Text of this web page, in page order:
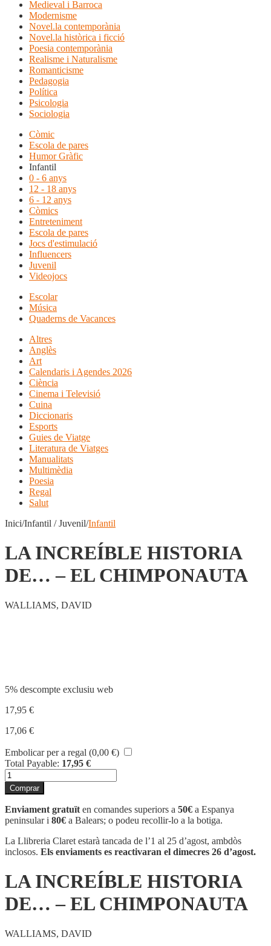
Medieval i Barroca
Modernisme
Novel.la contemporània
Novel.la històrica i ficció
Poesia contemporània
Realisme i Naturalisme
Romanticisme
Pedagogia
Política
Psicologia
Sociologia
Còmic
Escola de pares
Humor Gràfic
Infantil
0 - 6 anys
12 - 18 anys
6 - 12 anys
Còmics
Entreteniment
Escola de pares
Jocs d'estimulació
Influencers
Juvenil
Videojocs
Escolar
Música
Quaderns de Vacances
Altres
Anglès
Art
Calendaris i Agendes 2026
Ciència
Cinema i Televisió
Cuina
Diccionaris
Esports
Guies de Viatge
Literatura de Viatges
Manualitats
Multimèdia
Poesia
Regal
Salut
Inici/Infantil / Juvenil/Infantil
LA INCREÍBLE HISTORIA
DE… – EL CHIMPONAUTA
WALLIAMS, DAVID
5% descompte exclusiu web
17,95 €
17,06 €
Embolicar per a regal (0,00 €)
Total Payable: 17,95 €
quantitat
de
LA
INCREÍBLE
HISTORIA
DE...
-
EL
Comprar
Enviament gratuït en comandes superiors a 50€ a Espanya
peninsular i 80€ a Balears; o podeu recollir-lo a la botiga.
La Llibreria Claret estarà tancada de l’1 al 25 d’agost, ambdòs
inclosos. Els enviaments es reactivaran el dimecres 26 d’agost.
LA INCREÍBLE HISTORIA
DE… – EL CHIMPONAUTA
WALLIAMS, DAVID